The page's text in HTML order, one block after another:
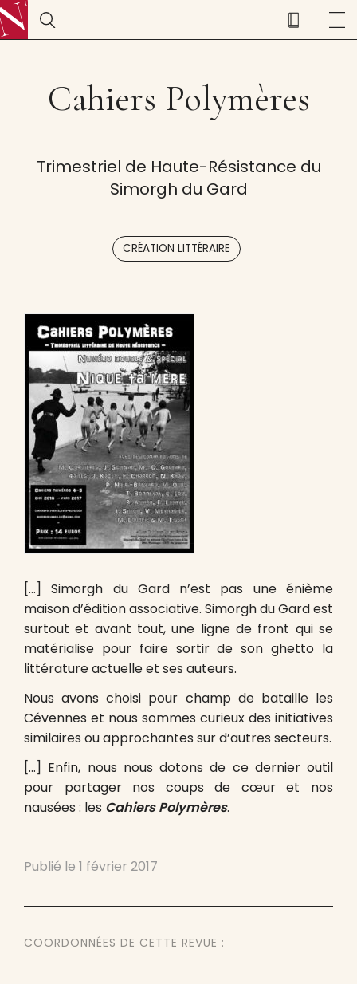
Cahiers Polymères
Trimestriel de Haute-Résistance du
Simorgh du Gard
CRÉATION LITTÉRAIRE
[…] Simorgh du Gard n’est pas une énième
maison d’édition associative. Simorgh du Gard est
surtout et avant tout, une ligne de front qui se
matérialise pour faire sortir de son ghetto la
littérature actuelle et ses auteurs.
Nous avons choisi pour champ de bataille les
Cévennes et nous sommes curieux des initiatives
similaires ou approchantes sur d’autres secteurs.
[…] Enfin, nous nous dotons de ce dernier outil
pour partager nos coups de cœur et nos
nausées : les Cahiers Polymères.
Publié le 1 février 2017
COORDONNÉES DE CETTE REVUE :